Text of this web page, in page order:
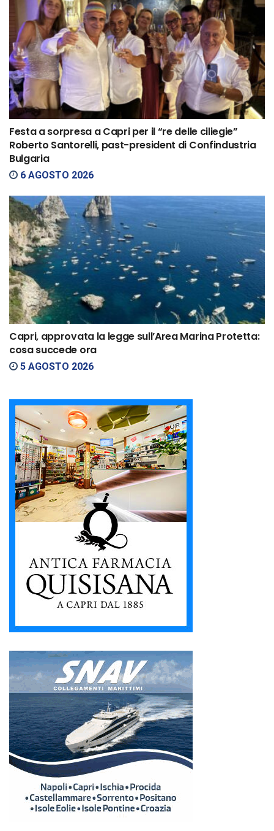
Festa a sorpresa a Capri per il “re delle ciliegie”
Roberto Santorelli, past-president di Confindustria
Bulgaria
6 AGOSTO 2026
Capri, approvata la legge sull’Area Marina Protetta:
cosa succede ora
5 AGOSTO 2026